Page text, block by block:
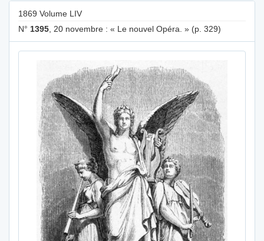
1869 Volume LIV
N° 1395 , 20 novembre : « Le nouvel Opéra. » (p. 329)